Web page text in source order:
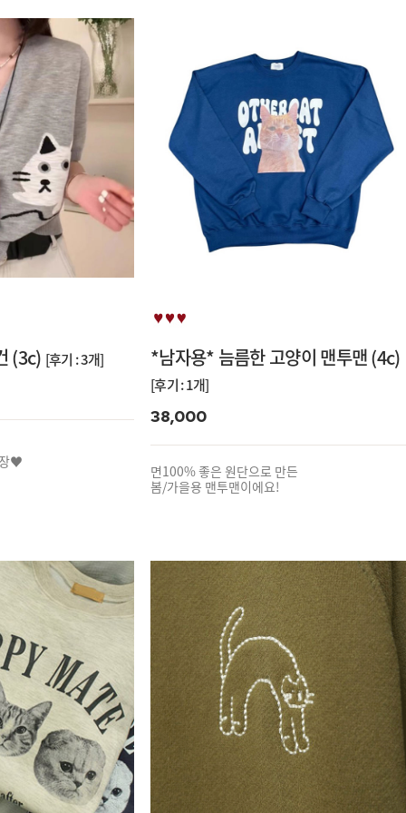
(3c) [후기 : 3개]
♥
*남자용* 늠름한 고양이 맨투맨 (4c)
[후기 : 1개]
38,000
면100% 좋은 원단으로 만든
봄/가을용 맨투맨이에요!